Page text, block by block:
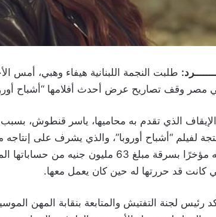
طلبت النجمة اللبنانية هيفاء وهبي، أمس
في مصر وقف تصاريح عرض أحدث أفلامها “أشباح
الذي تقدم به محاميها، ياسر قنطوش،
لفيلم “أشباح أوروبا”، والذي يشرف على
والذي اتهمته مؤخرًا بسرقة مبلغ 63
كانت قد حررتها له حين كان يعمل معها.
رئيس لجنة التفتيش والمتابعة بنقابة المهن